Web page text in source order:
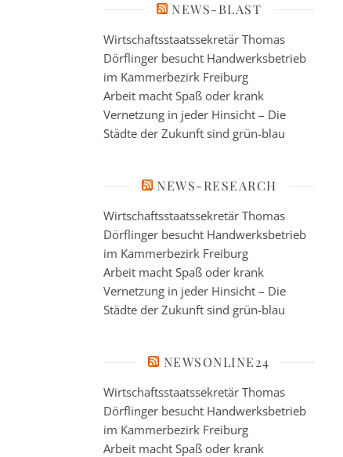
NEWS-BLAST
Wirtschaftsstaatssekretär Thomas
Dörflinger besucht Handwerksbetrieb
im Kammerbezirk Freiburg
Arbeit macht Spaß oder krank
Vernetzung in jeder Hinsicht – Die
Städte der Zukunft sind grün-blau
NEWS-RESEARCH
Wirtschaftsstaatssekretär Thomas
Dörflinger besucht Handwerksbetrieb
im Kammerbezirk Freiburg
Arbeit macht Spaß oder krank
Vernetzung in jeder Hinsicht – Die
Städte der Zukunft sind grün-blau
NEWSONLINE24
Wirtschaftsstaatssekretär Thomas
Dörflinger besucht Handwerksbetrieb
im Kammerbezirk Freiburg
Arbeit macht Spaß oder krank